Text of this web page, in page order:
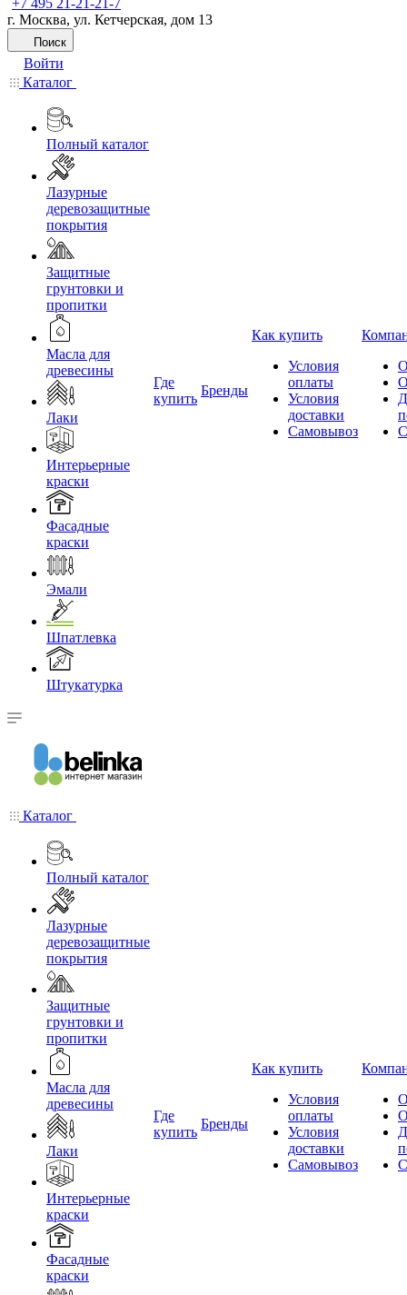
+7 495 21-21-21-7
г. Москва, ул. Кетчерская, дом 13
Поиск
Войти
Каталог
Полный каталог
Лазурные
деревозащитные
покрытия
Защитные
грунтовки и
пропитки
Масла для
древесины
Лаки
Интерьерные
краски
Фасадные
краски
Эмали
Шпатлевка
Штукатурка
Где
купить
Бренды
Как купить
Условия
оплаты
Условия
доставки
Самовывоз
Каталог
Полный каталог
Лазурные
деревозащитные
покрытия
Защитные
грунтовки и
пропитки
Масла для
древесины
Лаки
Интерьерные
краски
Фасадные
краски
Где
купить
Бренды
Как купить
Условия
оплаты
Условия
доставки
Самовывоз